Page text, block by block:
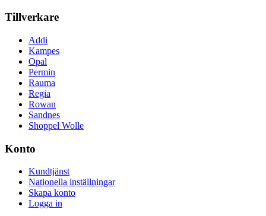
Tillverkare
Addi
Kampes
Opal
Permin
Rauma
Regia
Rowan
Sandnes
Shoppel Wolle
Konto
Kundtjänst
Nationella inställningar
Skapa konto
Logga in